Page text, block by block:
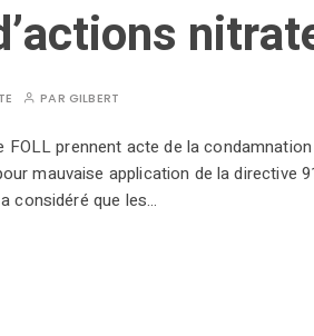
PAR GILBERT
FOLL prennent acte de la
mauvaise application de la directive
considéré que les…